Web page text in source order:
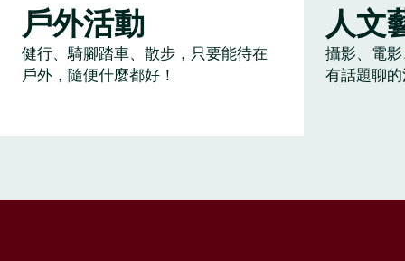
戶外活動
健行、騎腳踏車、散步，只要能待在
戶外，隨便什麼都好！
人文
攝影、電
有話題聊